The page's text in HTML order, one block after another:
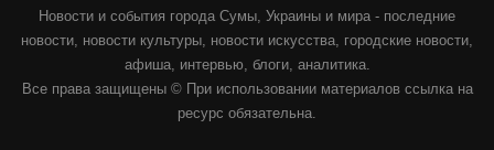
Новости и события города Сумы, Украины и мира - последние
новости, новости культуры, новости искусства, городские новости,
афиша, интервью, блоги, аналитика.
Все права защищены © При использовании материалов ссылка на
ресурс обязательна.